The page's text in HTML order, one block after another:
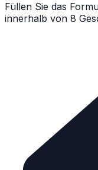
Füllen Sie das
innerhalb von 8